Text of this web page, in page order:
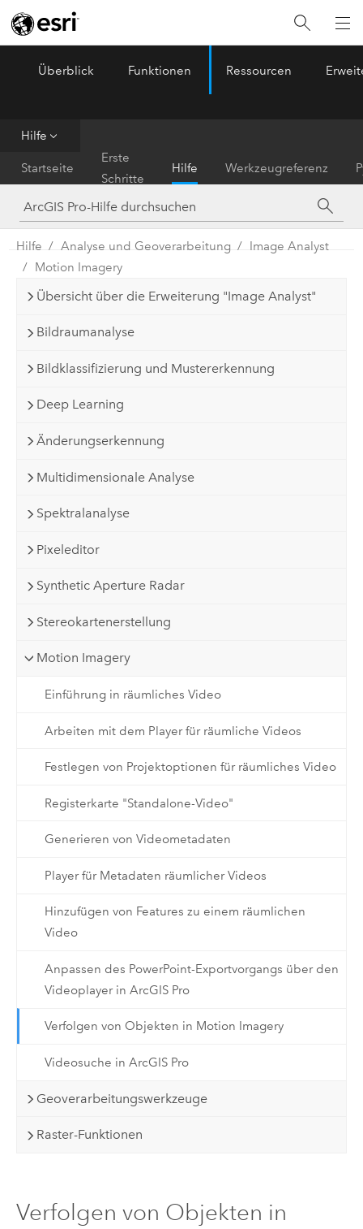
ArcGIS Pro
Überblick Funktionen Ressourcen
Hilfe
Startseite
Erste
Schritte
Hilfe Werkzeugreferenz
Hilfe Analyse und Geoverarbeitung
Image Analyst
Motion Imagery
Übersicht über die Erweiterung "Image Analyst"
Bildraumanalyse
Bildklassifizierung und Mustererkennung
Deep Learning
Änderungserkennung
Multidimensionale Analyse
Spektralanalyse
Pixeleditor
Synthetic Aperture Radar
Stereokartenerstellung
Motion Imagery
Einführung in räumliches Video
Arbeiten mit dem Player für räumliche Videos
Festlegen von Projektoptionen für räumliches Video
Registerkarte "Standalone-Video"
Generieren von Videometadaten
Player für Metadaten räumlicher Videos
Hinzufügen von Features zu einem räumlichen
Video
Anpassen des PowerPoint-Exportvorgangs über den
Videoplayer in ArcGIS Pro
Verfolgen von Objekten in Motion Imagery
Videosuche in ArcGIS Pro
Geoverarbeitungswerkzeuge
Raster-Funktionen
Verfolgen von Objekten in